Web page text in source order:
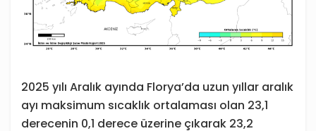
2025 yılı Aralık ayında Florya’da uzun yıllar aralık
ayı maksimum sıcaklık ortalaması olan 23,1
derecenin 0,1 derece üzerine çıkarak 23,2